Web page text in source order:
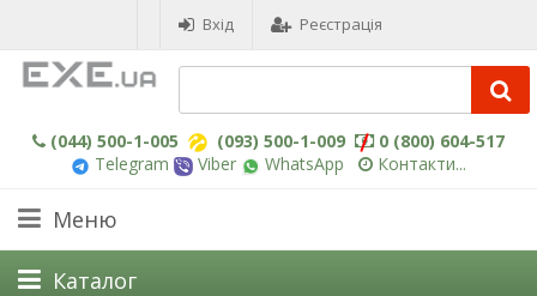
Вхід Реєстрація
(044) 500-1-005 (093) 500-1-009
0 (800) 604-517
Telegram
Viber WhatsApp Контакти...
Меню
Каталог